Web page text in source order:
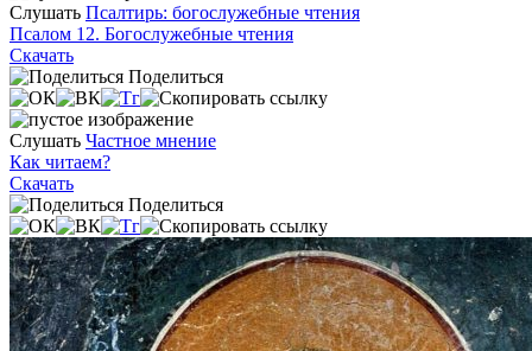
Слушать Псалтирь: богослужебные чтения
Псалом 12. Богослужебные чтения
Скачать
Поделиться
Слушать Частное мнение
Как читаем?
Скачать
Поделиться